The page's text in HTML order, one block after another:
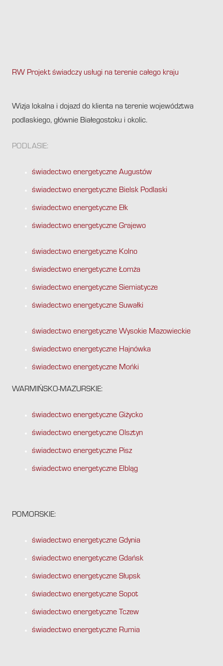
RW Projekt świadczy usługi na terenie całego kraju
Wizja lokalna i dojazd do klienta na terenie województwa
podlaskiego, głównie Białegostoku i okolic.
PODLASIE:
świadectwo energetyczne Augustów
świadectwo energetyczne Bielsk Podlaski
świadectwo energetyczne Ełk
świadectwo energetyczne Grajewo
świadectwo energetyczne Kolno
świadectwo energetyczne Łomża
świadectwo energetyczne Siemiatycze
świadectwo energetyczne Suwałki
świadectwo energetyczne Wysokie Mazowieckie
świadectwo energetyczne Hajnówka
świadectwo energetyczne Mońki
WARMIŃSKO-MAZURSKIE:
świadectwo energetyczne Giżycko
świadectwo energetyczne Olsztyn
świadectwo energetyczne Pisz
świadectwo energetyczne Elbląg
POMORSKIE:
świadectwo energetyczne Gdynia
świadectwo energetyczne Gdańsk
świadectwo energetyczne Słupsk
świadectwo energetyczne Sopot
świadectwo energetyczne Tczew
świadectwo energetyczne Rumia